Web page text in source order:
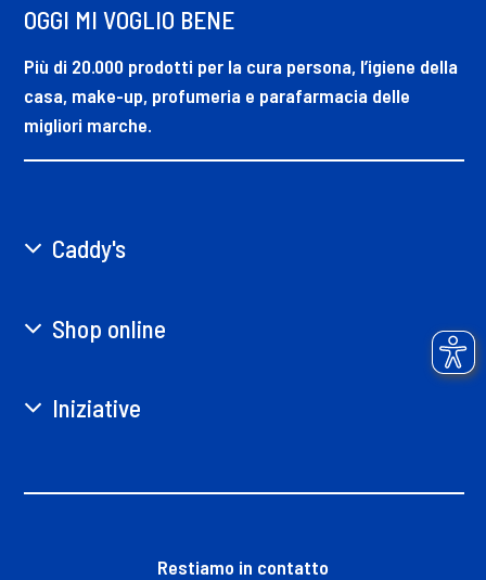
OGGI MI VOGLIO BENE
Più di 20.000 prodotti per la cura persona, l’igiene della
casa, make-up, profumeria e parafarmacia delle
migliori marche.
Caddy's
Shop online
Iniziative
Restiamo in contatto